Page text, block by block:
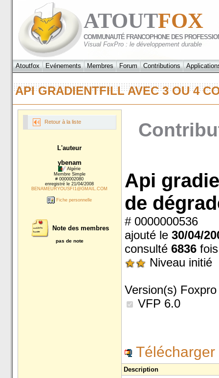
ATOUTFOX
COMMUNAUTÉ FRANCOPHONE DES
Visual FoxPro : le développement durable
Atoutfox Evénements Membres Forum Contributions
API GRADIENTFILL AVEC 3 OU 4
Retour à la liste
L'auteur
ybenam
Algérie
Membre Simple
# 0000002080
enregistré le 21/04/2008
BENAMEURYOUSFI1@GMAIL.COM
Fiche personnelle
Note des membres
pas de note
Api
de
# 0000000536
ajouté le 30/04/
consulté 6836fois
Niveau initié
Version(s)
VFP 6.0
Télécharger
Description